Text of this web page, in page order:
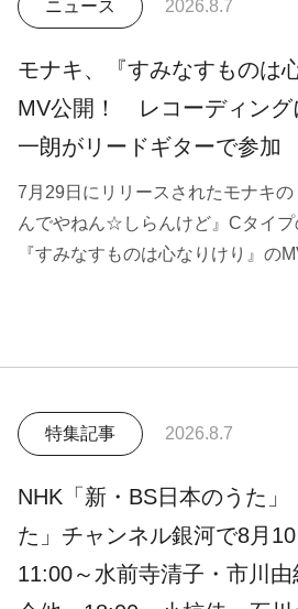
ニュース 2026.8.7
モナキ、『すみなすものは
MV公開！ レコーディング
一朗がリードギターで参加
7月29日にリリースされたモナキ
んでやねん☆しらんけど』Cタイプ
『すみなすものは心なりけり』の
特集記事 2026.8.7
NHK「新・BS日本のうた」
た」チャンネル銀河で8月
11:00～水前寺清子・市川